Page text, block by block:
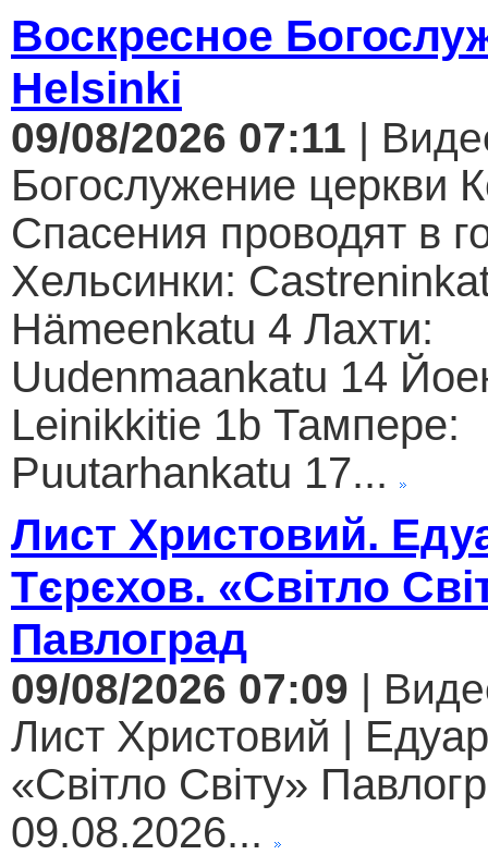
Воскресное
Helsinki
09/08/2026 07:11 |
Богослужение церкви
Спасения проводят в
Хельсинки:
Hämeenkatu 4 Лахти:
Uudenmaankatu 14
Leinikkitie 1b Тампере:
Puutarhankatu 17...
Лист Христовий.
Тєрєхов. «Світло
Павлоград
09/08/2026 07:09 |
Лист Христовий |
«Світло Світу»
09.08.2026...